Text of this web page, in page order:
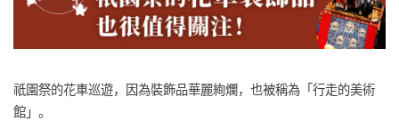
祇園祭的花車巡遊，因為裝飾品華麗絢爛，也被稱為「行走的美術
館」。